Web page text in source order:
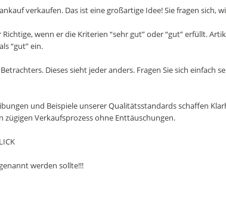
verkaufen. Das ist eine großartige Idee! Sie fragen sich,
wenn er die Kriterien “sehr gut” oder “gut” erfüllt.
“gut” ein.
Dieses sieht jeder anders. Fragen Sie sich einfach
und Beispiele unserer Qualitätsstandards schaffen
Verkaufsprozess ohne Enttäuschungen.
werden sollte!!!